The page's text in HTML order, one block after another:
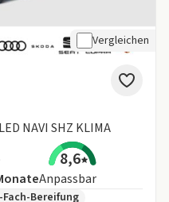
Vergleichen
NAVI SHZ KLIMA
8,6
Anpassbar
Fach-Bereifung